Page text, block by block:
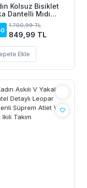
Kolsuz Bisiklet
Dantelli Mıdı
Krep Elbise
1.700,99 TL
849,99 TL
Ekle